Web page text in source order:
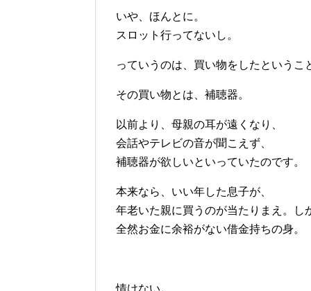
いや、ほんとに。
スロット行ってないし。
っていうのは、買い物をしたというこ
その買い物とは、補聴器。
以前より、母親の耳が遠くなり、
会話やテレビの音が聞こえず、
補聴器が欲しいといっていたのです。
本来なら、いい年した息子が、
年老いた親に買うのが当たりまえ。し
全然お金に余裕がない借金持ちの身。
情けない。